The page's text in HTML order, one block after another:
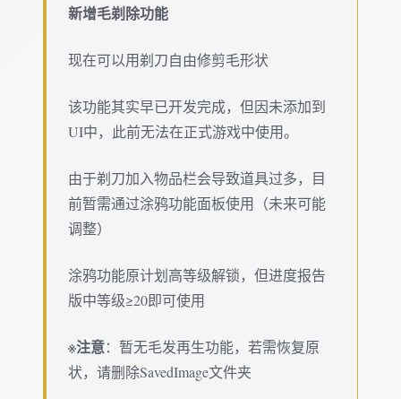
新增毛剃除功能
现在可以用剃刀自由修剪毛形状
该功能其实早已开发完成，但因未添加到
UI中，此前无法在正式游戏中使用。
由于剃刀加入物品栏会导致道具过多，目
前暂需通过涂鸦功能面板使用（未来可能
调整）
涂鸦功能原计划高等级解锁，但进度报告
版中等级≥20即可使用
※注意：暂无毛发再生功能，若需恢复原
状，请删除SavedImage文件夹